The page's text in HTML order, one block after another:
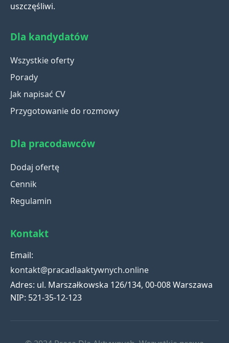
uszczęśliwi.
Dla kandydatów
Wszystkie oferty
Porady
Jak napisać CV
Przygotowanie do rozmowy
Dla pracodawców
Dodaj ofertę
Cennik
Regulamin
Kontakt
Email:
kontakt@pracadlaaktywnych.online
Adres: ul. Marszałkowska 126/134, 00-008 Warszawa
NIP: 521-35-12-123